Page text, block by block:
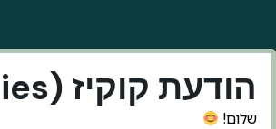
הודעת קוקיז (Cookies)
שלום!